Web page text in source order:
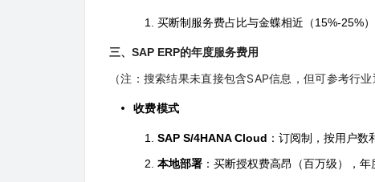
买断制服务费占比与金蝶相近（15%-25%
三、SAP ERP的年度服务费用
（注：搜索结果未直接包含SAP信息，但可参考行业
收费模式
SAP S/4HANA Cloud ：订阅制，按用户数
本地部署 ：买断授权费高昂（百万级），